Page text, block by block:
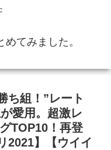
てみました。
ち組！”レート
愛用。超激レ
TOP10！再登
2021】【ウイイ